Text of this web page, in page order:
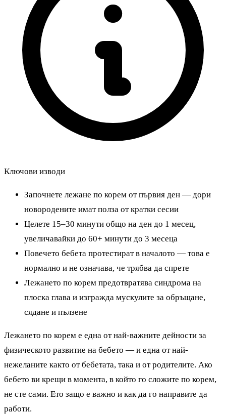
Ключови изводи
Започнете лежане по корем от първия ден — дори
новородените имат полза от кратки сесии
Целете 15–30 минути общо на ден до 1 месец,
увеличавайки до 60+ минути до 3 месеца
Повечето бебета протестират в началото — това е
нормално и не означава, че трябва да спрете
Лежането по корем предотвратява синдрома на
плоска глава и изгражда мускулите за обръщане,
сядане и пълзене
Лежането по корем е една от най-важните дейности за
физическото развитие на бебето — и една от най-
нежеланите както от бебетата, така и от родителите. Ако
бебето ви крещи в момента, в който го сложите по корем,
не сте сами. Ето защо е важно и как да го направите да
работи.